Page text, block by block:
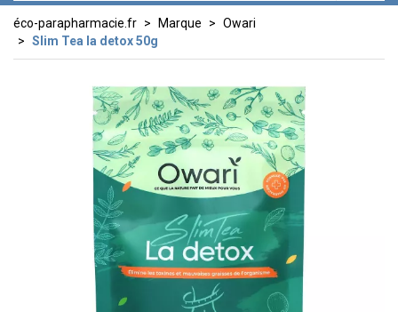
éco-parapharmacie.fr Marque
Owari
Slim Tea la detox 50g